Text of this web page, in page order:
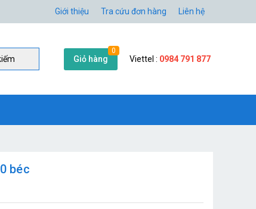
Giới thiệu Tra cứu đơn hàng Liên hệ
Giỏ hàng
0
Viettel : 0984 791 877
béc